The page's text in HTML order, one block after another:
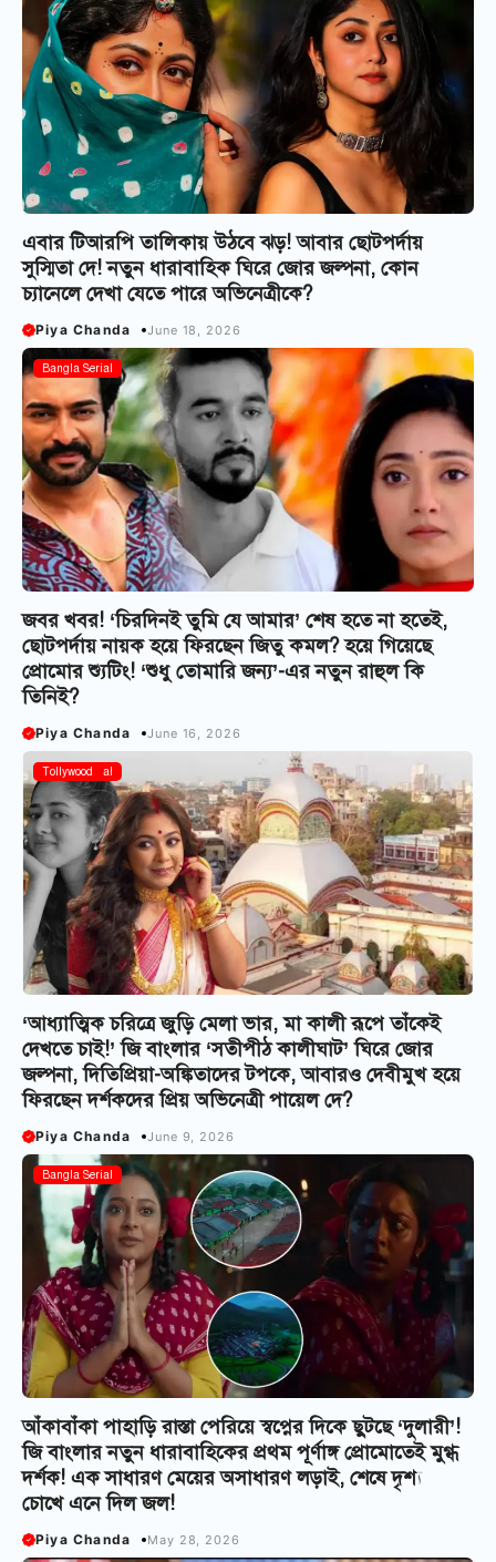
এবার টিআরপি তালিকায় উঠবে ঝড়! আবার ছোটপর্দায়
সুস্মিতা দে! নতুন ধারাবাহিক ঘিরে জোর জল্পনা, কোন
চ্যানেলে দেখা যেতে পারে অভিনেত্রীকে?
Piya Chanda June 18, 2026
Bangla Serial
জবর খবর! ‘চিরদিনই তুমি যে আমার’ শেষ হতে না হতেই,
ছোটপর্দায় নায়ক হয়ে ফিরছেন জিতু কমল? হয়ে গিয়েছে
প্রোমোর শ্যুটিং! ‘শুধু তোমারি জন্য’-এর নতুন রাহুল কি
তিনিই?
Piya Chanda June 16, 2026
Bangla Serial
Tollywood
‘আধ্যাত্মিক চরিত্রে জুড়ি মেলা ভার, মা কালী রূপে তাঁকেই
দেখতে চাই!’ জি বাংলার ‘সতীপীঠ কালীঘাট’ ঘিরে জোর
জল্পনা, দিতিপ্রিয়া-অঙ্কিতাদের টপকে, আবারও দেবীমুখ হয়ে
ফিরছেন দর্শকদের প্রিয় অভিনেত্রী পায়েল দে?
Piya Chanda June 9, 2026
Bangla Serial
আঁকাবাঁকা পাহাড়ি রাস্তা পেরিয়ে স্বপ্নের দিকে ছুটছে ‘দুলারী’!
জি বাংলার নতুন ধারাবাহিকের প্রথম পূর্ণাঙ্গ প্রোমোতেই মুগ্ধ
দর্শক! এক সাধারণ মেয়ের অসাধারণ লড়াই, শেষে দৃশ্য
চোখে এনে দিল জল!
Piya Chanda May 28, 2026